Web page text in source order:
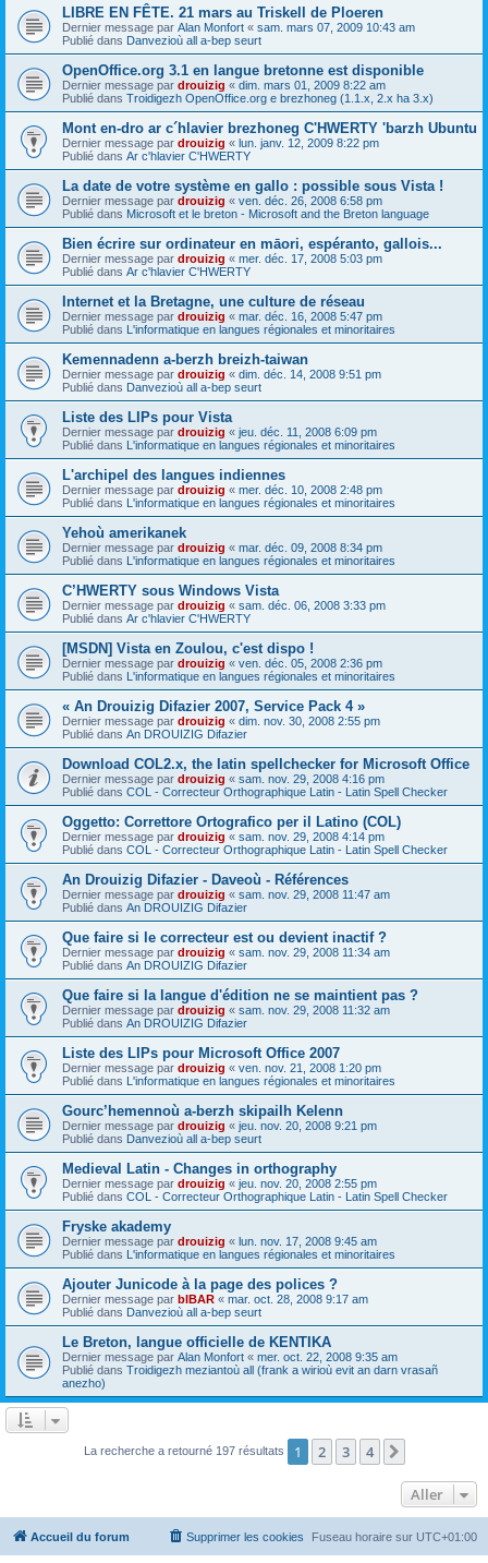
LIBRE EN FÊTE. 21 mars au Triskell de Ploeren
Dernier message par Alan Monfort « sam. mars 07, 2009 10:43 am
Publié dans Danvezioù all a-bep seurt
OpenOffice.org 3.1 en langue bretonne est disponible
Dernier message par drouizig « dim. mars 01, 2009 8:22 am
Publié dans Troidigezh OpenOffice.org e brezhoneg (1.1.x, 2.x ha 3.x)
Mont en-dro ar c´hlavier brezhoneg C'HWERTY 'barzh Ubuntu
Dernier message par drouizig « lun. janv. 12, 2009 8:22 pm
Publié dans Ar c'hlavier C'HWERTY
La date de votre système en gallo : possible sous Vista !
Dernier message par drouizig « ven. déc. 26, 2008 6:58 pm
Publié dans Microsoft et le breton - Microsoft and the Breton language
Bien écrire sur ordinateur en māori, espéranto, gallois...
Dernier message par drouizig « mer. déc. 17, 2008 5:03 pm
Publié dans Ar c'hlavier C'HWERTY
Internet et la Bretagne, une culture de réseau
Dernier message par drouizig « mar. déc. 16, 2008 5:47 pm
Publié dans L'informatique en langues régionales et minoritaires
Kemennadenn a-berzh breizh-taiwan
Dernier message par drouizig « dim. déc. 14, 2008 9:51 pm
Publié dans Danvezioù all a-bep seurt
Liste des LIPs pour Vista
Dernier message par drouizig « jeu. déc. 11, 2008 6:09 pm
Publié dans L'informatique en langues régionales et minoritaires
L'archipel des langues indiennes
Dernier message par drouizig « mer. déc. 10, 2008 2:48 pm
Publié dans L'informatique en langues régionales et minoritaires
Yehoù amerikanek
Dernier message par drouizig « mar. déc. 09, 2008 8:34 pm
Publié dans L'informatique en langues régionales et minoritaires
C’HWERTY sous Windows Vista
Dernier message par drouizig « sam. déc. 06, 2008 3:33 pm
Publié dans Ar c'hlavier C'HWERTY
[MSDN] Vista en Zoulou, c'est dispo !
Dernier message par drouizig « ven. déc. 05, 2008 2:36 pm
Publié dans L'informatique en langues régionales et minoritaires
« An Drouizig Difazier 2007, Service Pack 4 »
Dernier message par drouizig « dim. nov. 30, 2008 2:55 pm
Publié dans An DROUIZIG Difazier
Download COL2.x, the latin spellchecker for Microsoft Office
Dernier message par drouizig « sam. nov. 29, 2008 4:16 pm
Publié dans COL - Correcteur Orthographique Latin - Latin Spell Checker
Oggetto: Correttore Ortografico per il Latino (COL)
Dernier message par drouizig « sam. nov. 29, 2008 4:14 pm
Publié dans COL - Correcteur Orthographique Latin - Latin Spell Checker
An Drouizig Difazier - Daveoù - Références
Dernier message par drouizig « sam. nov. 29, 2008 11:47 am
Publié dans An DROUIZIG Difazier
Que faire si le correcteur est ou devient inactif ?
Dernier message par drouizig « sam. nov. 29, 2008 11:34 am
Publié dans An DROUIZIG Difazier
Que faire si la langue d'édition ne se maintient pas ?
Dernier message par drouizig « sam. nov. 29, 2008 11:32 am
Publié dans An DROUIZIG Difazier
Liste des LIPs pour Microsoft Office 2007
Dernier message par drouizig « ven. nov. 21, 2008 1:20 pm
Publié dans L'informatique en langues régionales et minoritaires
Gourc’hemennoù a-berzh skipailh Kelenn
Dernier message par drouizig « jeu. nov. 20, 2008 9:21 pm
Publié dans Danvezioù all a-bep seurt
Medieval Latin - Changes in orthography
Dernier message par drouizig « jeu. nov. 20, 2008 2:55 pm
Publié dans COL - Correcteur Orthographique Latin - Latin Spell Checker
Fryske akademy
Dernier message par drouizig « lun. nov. 17, 2008 9:45 am
Publié dans L'informatique en langues régionales et minoritaires
Ajouter Junicode à la page des polices ?
Dernier message par bIBAR « mar. oct. 28, 2008 9:17 am
Publié dans Danvezioù all a-bep seurt
Le Breton, langue officielle de KENTIKA
Dernier message par Alan Monfort « mer. oct. 22, 2008 9:35 am
Publié dans Troidigezh meziantoù all (frank a wirioù evit an darn vrasañ
anezho)
La recherche a retourné 197 résultats 1 2 3 4
Aller
Accueil du forum Fuseau horaire sur UTC+01:00
Supprimer les cookies